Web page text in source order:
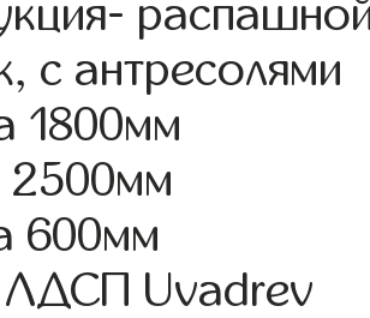
с антресолями
1800мм
2500мм
600мм
ЛДСП Uvadrev